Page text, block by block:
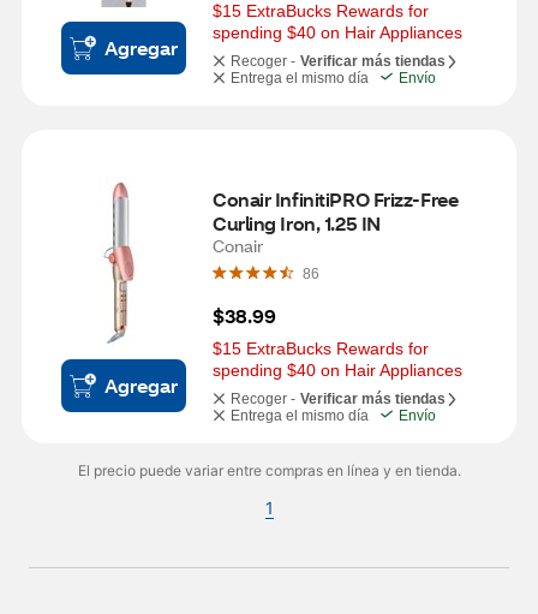
Agregar
$15 ExtraBucks Rewards for
spending $40 on Hair Appliances
Recoger - Verificar más tiendas
Entrega el mismo día
Envío
Agregar
Conair InfinitiPRO Frizz-Free
Curling Iron, 1.25 IN
Conair
86
$38.99
$15 ExtraBucks Rewards for
spending $40 on Hair Appliances
Recoger - Verificar más tiendas
Entrega el mismo día
Envío
El precio puede variar entre compras en línea y en tienda.
1